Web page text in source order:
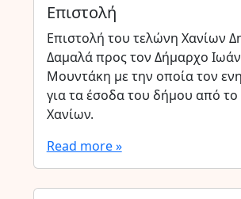
Επιστολή
Επιστολή του τελώνη Χανίων
Δαμαλά προς τον Δήμαρχο
Μουντάκη με την οποία τον
για τα έσοδα του δήμου από το
Χανίων.
Read more »